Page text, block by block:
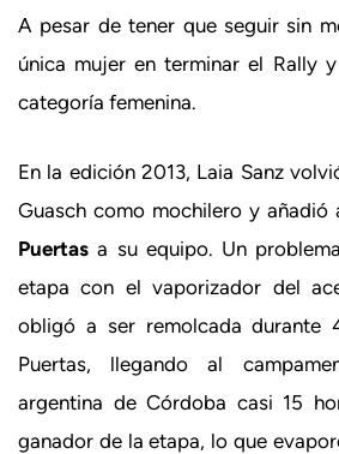
A pesar de tener que seguir sin
única mujer en terminar el Rally
categoría femenina.
En la edición 2013, Laia Sanz
Guasch como mochilero y añadió
Puertas a su equipo. Un
etapa con el vaporizador del
obligó a ser remolcada durante
Puertas, llegando al
argentina de Córdoba casi 15
ganador de la etapa, lo que